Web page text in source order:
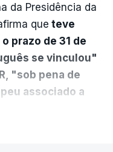
da Presidência da
que teve
prazo de 31 de
se vinculou"
"sob pena de
associado a